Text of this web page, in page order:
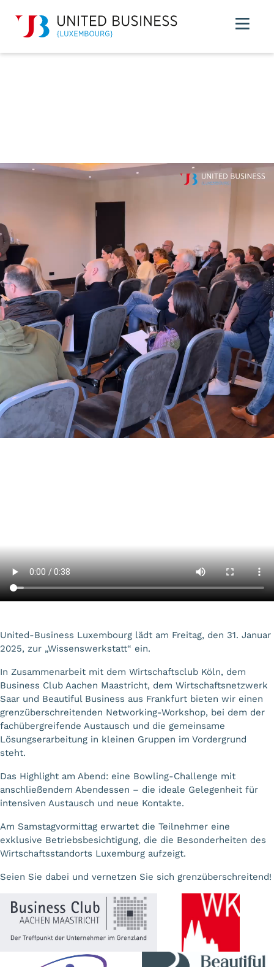
United-Business Luxembourg lädt am Freitag, den 31. Januar
2025, zur „Wissenswerkstatt“ ein.
In Zusammenarbeit mit dem Wirtschaftsclub Köln, dem
Business Club Aachen Maastricht, dem Wirtschaftsnetzwerk
Saar und Beautiful Business aus Frankfurt bieten wir einen
grenzüberschreitenden Networking-Workshop, bei dem der
fachübergreifende Austausch und die gemeinsame
Lösungserarbeitung in kleinen Gruppen im Vordergrund
steht.
Das Highlight am Abend: eine Bowling-Challenge mit
anschließendem Abendessen – die ideale Gelegenheit für
intensiven Austausch und neue Kontakte.
Am Samstagvormittag erwartet die Teilnehmer eine
exklusive Betriebsbesichtigung, die die Besonderheiten des
Wirtschaftsstandorts Luxemburg aufzeigt.
Seien Sie dabei und vernetzen Sie sich grenzüberschreitend!